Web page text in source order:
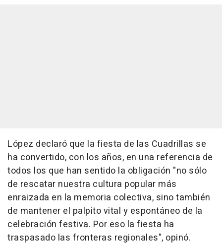
López declaró que la fiesta de las Cuadrillas se
ha convertido, con los años, en una referencia de
todos los que han sentido la obligación "no sólo
de rescatar nuestra cultura popular más
enraizada en la memoria colectiva, sino también
de mantener el palpito vital y espontáneo de la
celebración festiva. Por eso la fiesta ha
traspasado las fronteras regionales", opinó.